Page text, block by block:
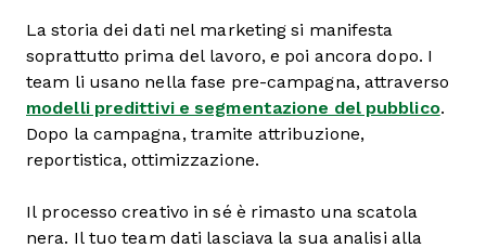
La storia dei dati nel marketing si manifesta
soprattutto prima del lavoro, e poi ancora dopo. I
team li usano nella fase pre-campagna, attraverso
modelli predittivi e segmentazione del pubblico.
Dopo la campagna, tramite attribuzione,
reportistica, ottimizzazione.
Il processo creativo in sé è rimasto una scatola
nera. Il tuo team dati lasciava la sua analisi alla